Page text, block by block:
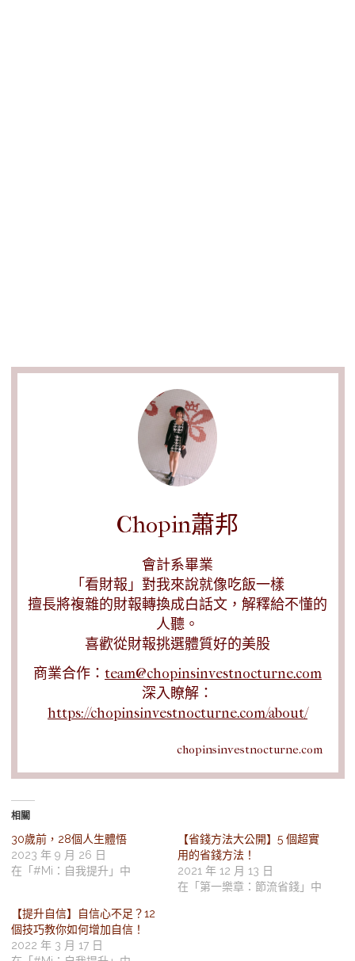
Chopin蕭邦
會計系畢業
「看財報」對我來說就像吃飯一樣
擅長將複雜的財報轉換成白話文，解釋給不懂的
人聽。
喜歡從財報挑選體質好的美股
商業合作： team@chopinsinvestnocturne.com
深入瞭解：
https://chopinsinvestnocturne.com/about/
chopinsinvestnocturne.com
相關
30歲前，28個人生體悟
2023 年 9 月 26 日
在「#Mi：自我提升」中
【省錢方法大公開】5 個超實
用的省錢方法！
2021 年 12 月 13 日
在「第一樂章：節流省錢」中
【提升自信】自信心不足？12
個技巧教你如何增加自信！
2022 年 3 月 17 日